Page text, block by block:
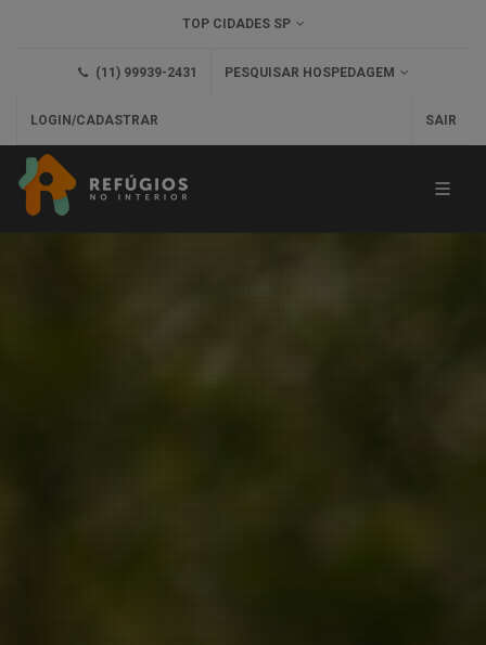
TOP CIDADES SP
(11) 99939-2431 PESQUISAR HOSPEDAGEM
LOGIN/CADASTRAR SAIR